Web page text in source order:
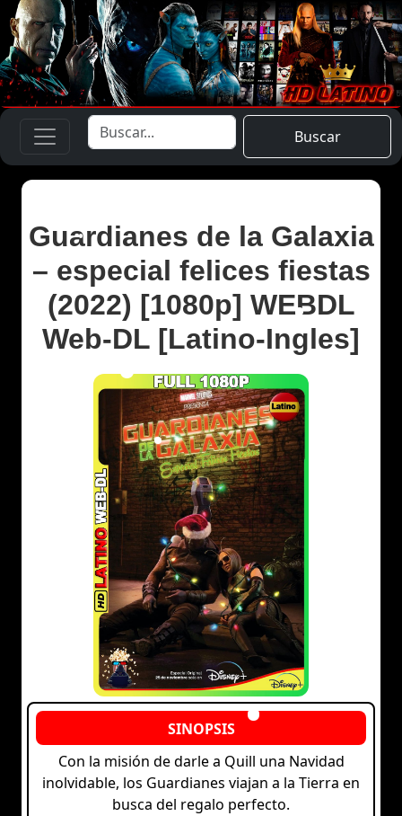
Buscar
Guardianes de la Galaxia
– especial felices fiestas
(2022) [1080p] WEBDL
Web-DL [Latino-Ingles]
Con la misión de darle a Quill una Navidad
inolvidable, los Guardianes viajan a la Tierra en
busca del regalo perfecto.